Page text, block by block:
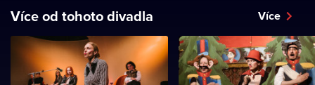
Více od tohoto divadla Více